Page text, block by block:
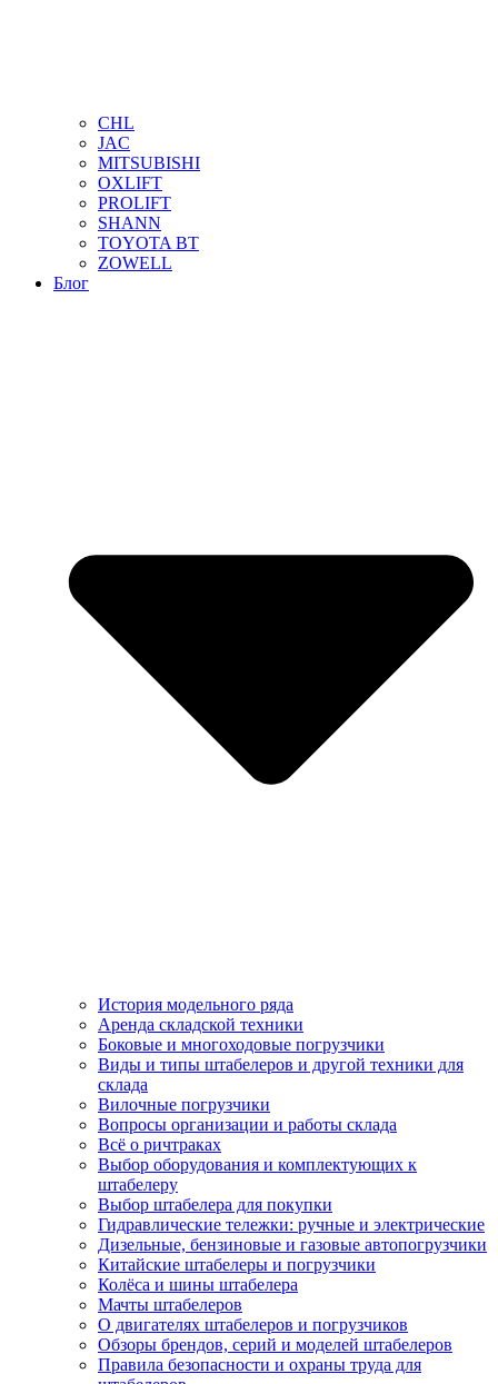
CHL
JAC
MITSUBISHI
OXLIFT
PROLIFT
SHANN
TOYOTA BT
ZOWELL
Блог
История модельного ряда
Аренда складской техники
Боковые и многоходовые погрузчики
Виды и типы штабелеров и другой техники для
склада
Вилочные погрузчики
Вопросы организации и работы склада
Всё о ричтраках
Выбор оборудования и комплектующих к
штабелеру
Выбор штабелера для покупки
Гидравлические тележки: ручные и электрические
Дизельные, бензиновые и газовые автопогрузчики
Китайские штабелеры и погрузчики
Колёса и шины штабелера
Мачты штабелеров
О двигателях штабелеров и погрузчиков
Обзоры брендов, серий и моделей штабелеров
Правила безопасности и охраны труда для